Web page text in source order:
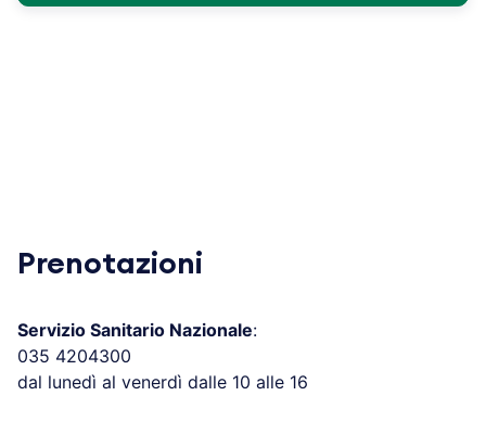
Prenotazioni
Servizio Sanitario Nazionale:
035 4204300
dal lunedì al venerdì dalle 10 alle 16